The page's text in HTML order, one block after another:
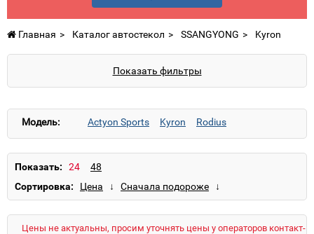
Главная Каталог автостекол SSANGYONG Kyron
Показать фильтры
Модель: Actyon Sports Kyron Rodius
Показать:
Сортировка:
Цены не актуальны, просим уточнять цены у операторов контакт-